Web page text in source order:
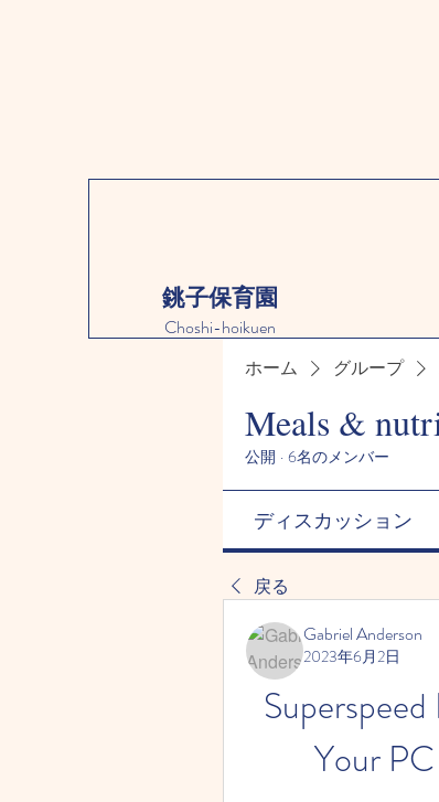
銚子保育園
Choshi-hoikuen
ホーム グループ
Meals &
公開 · 6名のメンバー
ディスカッション
戻る
Gabriel Anderson
2023年6月2日
Your